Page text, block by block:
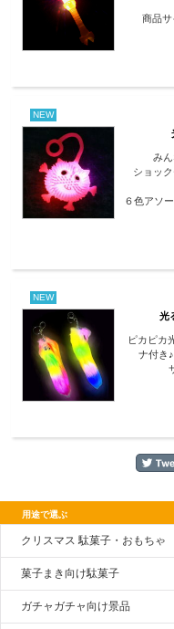
商品
NEW
み
ショッ
６色アソ
NEW
光
ピカピカ
ナ付き
用途で選ぶ
クリスマス 駄菓子・おもちゃ
菓子まき向け駄菓子
ガチャガチャ向け景品